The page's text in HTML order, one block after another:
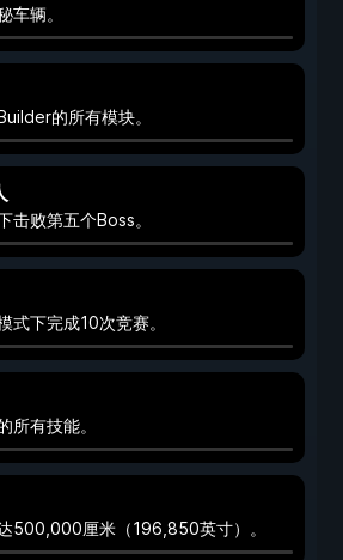
车辆。
的所有模块。
击败第五个Boss。
式下完成10次竞赛。
所有技能。
500,000厘米（196,850英寸）。